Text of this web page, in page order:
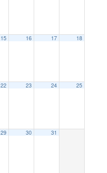
15 16 17 18
22 23 24 25
29 30 31